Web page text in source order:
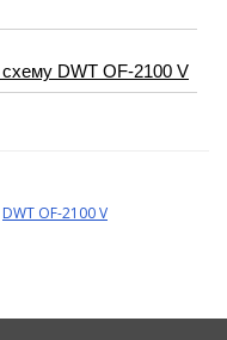
DWT OF-2100 V
DWT OF-2100 V